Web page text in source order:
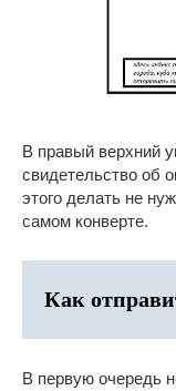
В правый верхний
свидетельство об
этого делать не
самом конверте.
Как
В первую очередь